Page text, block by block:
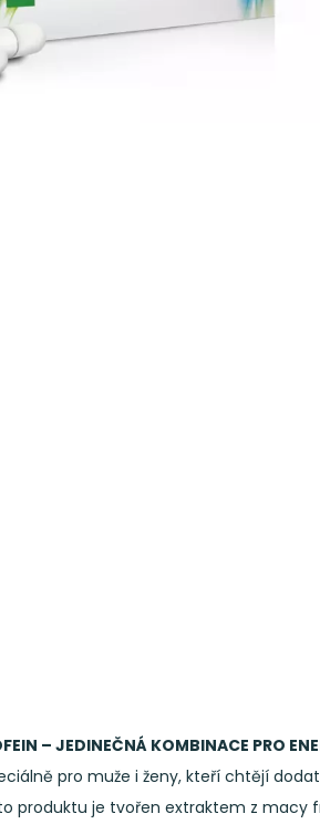
– JEDINEČNÁ KOMBINACE PRO
pro muže i ženy, kteří chtějí
produktu je tvořen extraktem z